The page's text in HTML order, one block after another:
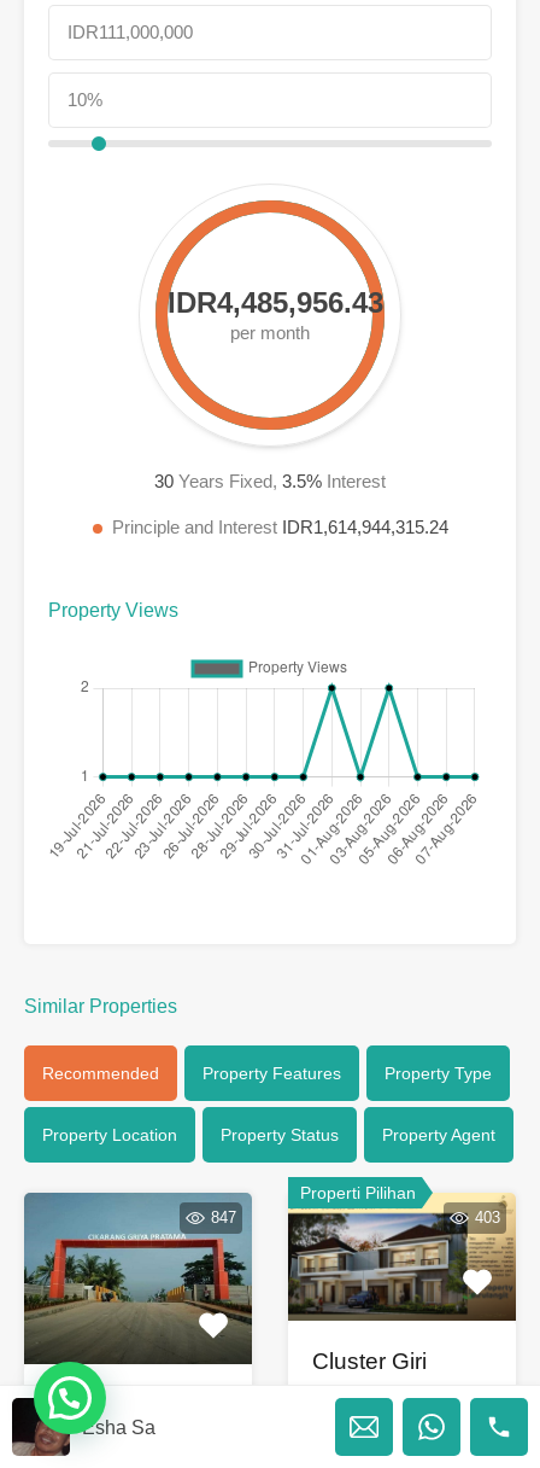
IDR4,485,956.43
per month
30 Years Fixed, 3.5% Interest
Principle and Interest IDR1,614,944,315.24
Property Views
Similar Properties
Recommended Property Features Property Type
Property Location Property Status Property Agent
847
Cikarang Griya
Pratama rumah
Properti Pilihan
403
Cluster Giri
Suvarna Sutera
di Pasar Kemis
Tangerang
Esha Sa